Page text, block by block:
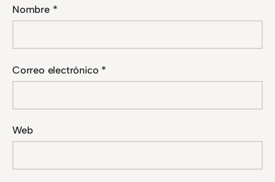
Nombre *
Correo electrónico *
Web